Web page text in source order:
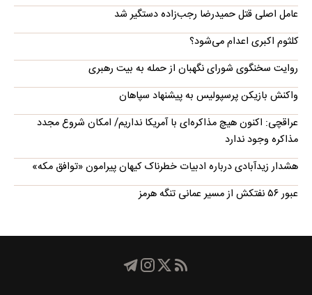
عامل اصلی قتل حمیدرضا رجب‌زاده دستگیر شد
کلثوم اکبری اعدام می‌شود؟
روایت سخنگوی شورای نگهبان از حمله به بیت رهبری
واکنش بازیکن پرسپولیس به پیشنهاد سپاهان
عراقچی: اکنون هیچ مذاکره‌ای با آمریکا نداریم/ امکان شروع مجدد
مذاکره وجود ندارد
هشدار زیدآبادی درباره ادبیات خطرناک کیهان پیرامون «توافق مکه»
عبور ۵۶ نفتکش از مسیر عمانی تنگه هرمز